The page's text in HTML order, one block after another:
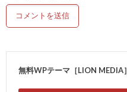
無料WPテーマ［LION MEDIA］